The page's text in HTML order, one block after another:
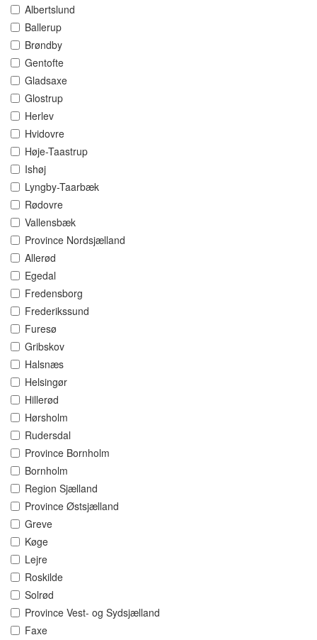
Albertslund
Ballerup
Brøndby
Gentofte
Gladsaxe
Glostrup
Herlev
Hvidovre
Høje-Taastrup
Ishøj
Lyngby-Taarbæk
Rødovre
Vallensbæk
Province Nordsjælland
Allerød
Egedal
Fredensborg
Frederikssund
Furesø
Gribskov
Halsnæs
Helsingør
Hillerød
Hørsholm
Rudersdal
Province Bornholm
Bornholm
Region Sjælland
Province Østsjælland
Greve
Køge
Lejre
Roskilde
Solrød
Province Vest- og Sydsjælland
Faxe